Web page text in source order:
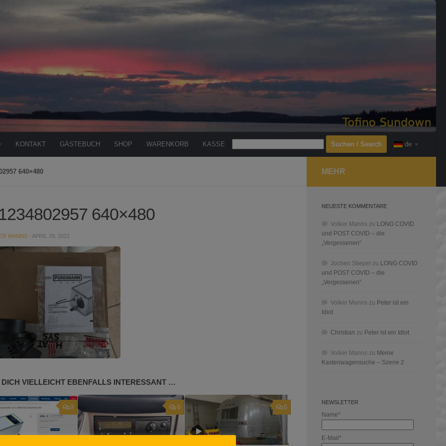
KONTAKT GÄSTEBUCH SHOP WARENKORB KASSE
Search
de
640×480
640×480
MANNS · APRIL 29, 2022
DICH VIELLEICHT EBENFALLS INTERESSANT …
0 0 0
MEHR
NEUESTE KOMMENTARE
Volker Manns zu LONG COVID
und POST COVID – die
„Vergessenen“
Jochen Stiepel zu LONG COVID
und POST COVID – die
„Vergessenen“
Volker Manns zu Peter ist ein
Idiot
Christian zu Peter ist ein Idiot
Volker Manns zu Meine
Kastenwagensuche – Szene 2
NEWSLETTER
Name*
E-Mail*